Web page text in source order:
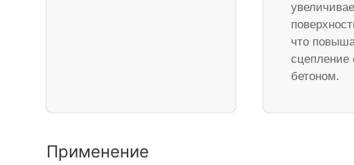
что
сцепление
бетоном.
Применение